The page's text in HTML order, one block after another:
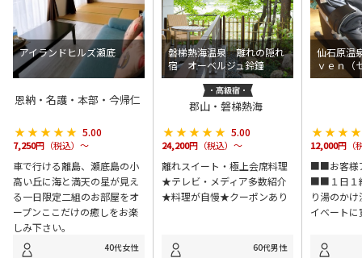
アイランドヒルズ瀬底
恩納・名護・本部・今帰仁
★★★★★
★★★★★ 5.00
7,250円（税込）～
車で行ける離島、瀬底島の小
高い丘に海と満天の星が見え
る一日限定二組のお部屋をオ
ープンここだけの癒しをお楽
しみ下さい。
40代女性
磐梯熱海温泉 離れの隠れ
宿 オーベルジュ鈴鐘
郡山・磐梯熱海
★★★★★
★★★★★ 5.00
24,200円（税込）～
離れスイート・極上会席料理
★テレビ・メディア多数紹介
★料理が自慢★クーポンあり
60代男性
仙石原
ｖｅｎ（
12,000円（
■■お客様
■■１日１
り湯のか
イベート